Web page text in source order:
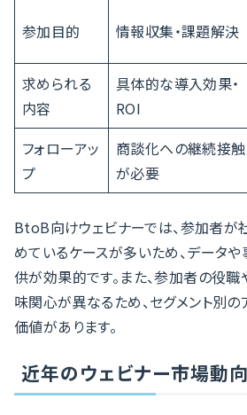
参加目的 情報収集・課題解決
求められる
内容
具体的な導入効果・
ROI
フォローアッ
プ
商談化への継続接触
が必要
BtoB向けウェビナーでは、参加者
めているケースが多いため、データ
供が効果的です。また、参加者の役
味関心が異なるため、セグメント別
価値があります。
近年のウェビナー市場動向